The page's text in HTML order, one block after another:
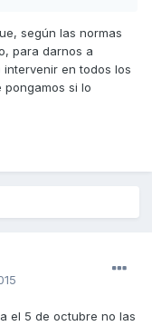
según las normas
para darnos a
en todos los
si lo
el 5 de octubre no las